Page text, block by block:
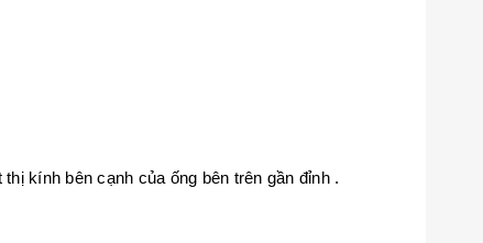
kính bên cạnh của ống bên trên gần đỉnh .